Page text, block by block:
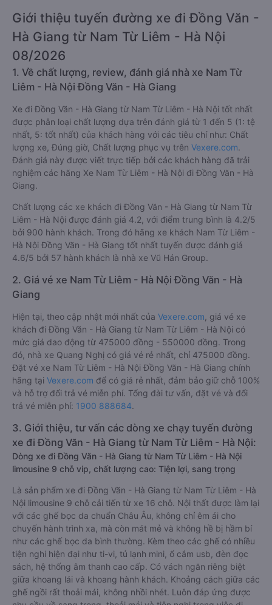
Giới thiệu tuyến đường xe đi Đồng Văn -
Hà Giang từ Nam Từ Liêm - Hà Nội
08/2026
1. Về chất lượng, review, đánh giá nhà xe Nam Từ
Liêm - Hà Nội Đồng Văn - Hà Giang
Xe đi Đồng Văn - Hà Giang từ Nam Từ Liêm - Hà Nội tốt nhất
được phân loại chất lượng dựa trên đánh giá từ 1 đến 5 (1: tệ
nhất, 5: tốt nhất) của khách hàng với các tiêu chí như: Chất
lượng xe, Đúng giờ, Chất lượng phục vụ trên Vexere.com.
Đánh giá này được viết trực tiếp bởi các khách hàng đã trải
nghiệm các hãng Xe Nam Từ Liêm - Hà Nội đi Đồng Văn - Hà
Giang.
Chất lượng các xe khách đi Đồng Văn - Hà Giang từ Nam Từ
Liêm - Hà Nội được đánh giá 4.2, với điểm trung bình là 4.2/5
bởi 900 hành khách. Trong đó hãng xe khách Nam Từ Liêm -
Hà Nội Đồng Văn - Hà Giang tốt nhất tuyến được đánh giá
4.6/5 bởi 57 hành khách là nhà xe Vũ Hán Group.
2. Giá vé xe Nam Từ Liêm - Hà Nội Đồng Văn - Hà
Giang
Hiện tại, theo cập nhật mới nhất của Vexere.com , giá vé xe
khách đi Đồng Văn - Hà Giang từ Nam Từ Liêm - Hà Nội có
mức giá dao động từ 475000 đồng - 550000 đồng. Trong
đó, nhà xe Quang Nghị có giá vé rẻ nhất, chỉ 475000 đồng.
Đặt vé xe Nam Từ Liêm - Hà Nội Đồng Văn - Hà Giang chính
hãng tại Vexere.com để có giá rẻ nhất, đảm bảo giữ chỗ 100%
và hỗ trợ đổi trả vé miễn phí. Tổng đài tư vấn, đặt vé và đổi
trả vé miễn phí: 1900 888684.
3. Giới thiệu, tư vấn các dòng xe chạy tuyến đường
xe đi Đồng Văn - Hà Giang từ Nam Từ Liêm - Hà Nội:
Dòng xe đi Đồng Văn - Hà Giang từ Nam Từ Liêm - Hà Nội
limousine 9 chỗ vip, chất lượng cao: Tiện lợi, sang trọng
Là sản phẩm xe đi Đồng Văn - Hà Giang từ Nam Từ Liêm - Hà
Nội limousine 9 chỗ cải tiến từ xe 16 chỗ. Nội thất được làm lại
với các ghế bọc da chuẩn Châu Âu, không chỉ êm ái cho
chuyến hành trình xa, mà còn mát mẻ và không hề bị hầm bí
như các ghế bọc da bình thường. Kèm theo các ghế có nhiều
tiện nghi hiện đại như ti-vi, tủ lạnh mini, ổ cắm usb, đèn đọc
sách, hệ thống âm thanh cao cấp. Có vách ngăn riêng biệt
giữa khoang lái và khoang hành khách. Khoảng cách giữa các
ghế ngồi rất thoải mái, không nhồi nhét. Luôn đáp ứng được